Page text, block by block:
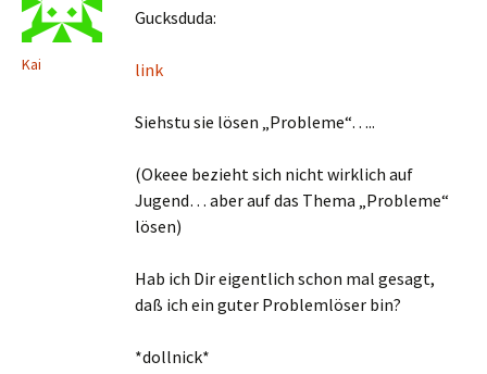
Kai
Gucksduda:
link
Siehstu sie lösen „Probleme“…..
(Okeee bezieht sich nicht wirklich auf
Jugend… aber auf das Thema „Probleme“
lösen)
Hab ich Dir eigentlich schon mal gesagt,
daß ich ein guter Problemlöser bin?
*dollnick*